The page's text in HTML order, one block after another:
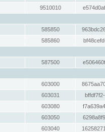
9510010
585850
585860
587500
603000
603031
603080
603050
603040